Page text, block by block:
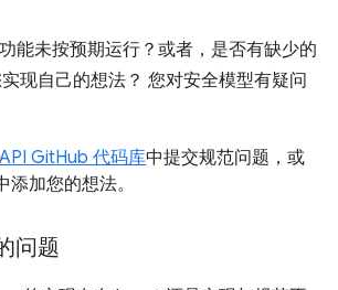
能未按预期运行？或者，是否有缺少的
现自己的想法？ 您对安全模型有疑问
GitHub 代码库中提交规范问题，或
添加您的想法。
问题